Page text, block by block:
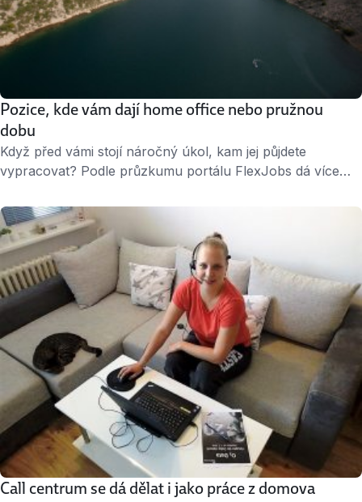
Pozice, kde vám dají home office nebo pružnou
dobu
Když před vámi stojí náročný úkol, kam jej půjdete
vypracovat? Podle průzkumu portálu FlexJobs dá více
kanceláře by zamířil pouze jeden z pěti. Jako vysvětlení
zmiňovali, že v práci by je zdržovaly firemní procesy
a rušili kolegové. 36 % lidí chce flexibilitu Také čeští
zaměstnanci by uvítali, pokud by jim …
Call centrum se dá dělat i jako práce z domova